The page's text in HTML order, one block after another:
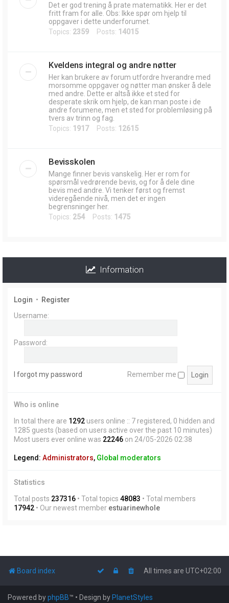
Det er god trening å prate matematikk. Her er det
fritt fram for alle. Obs: Ikke spør om hjelp til
oppgaver i dette underforumet.
Topics: 2359 Posts: 14015
Kveldens integral og andre nøtter
Her kan brukere av forum utfordre hverandre med
morsomme oppgaver og nøtter man ønsker å dele
med andre. Dette er altså ikke et sted for
desperate skrik om hjelp, de kan man poste i de
andre forumene, men et sted for problemløsing på
tvers av trinn og fag.
Topics: 1917Posts: 12615
Bevisskolen
Mange finner bevis vanskelig. Her er rom for
spørsmål vedrørende bevis, og for å dele dine
bevis med andre. Vi tenker først og fremst
videregående nivå, men det er ingen
begrensninger her.
Topics: 254 Posts: 1475
Information
Login • Register
Username:
Password:
I forgot my password Remember me
Who is online
In total there are 1292 users online :: 7 registered, 0 hidden and
1285 guests (based on users active over the past 10 minutes)
Most users ever online was 22246 on 24/05-2026 02:38
Legend: Administrators, Global moderators
Statistics
Total posts 237316 • Total topics 48083 • Total members
17942 • Our newest member estuarinewhole
Board index All times are UTC+02:00
Powered byphpBB™ • Design by PlanetStyles